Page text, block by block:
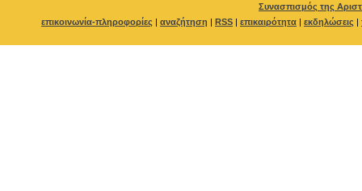
Συνασπισμός της
επικοινωνία-πληροφορίες | αναζήτηση | RSS | επικαιρότητα | εκδηλώσεις |